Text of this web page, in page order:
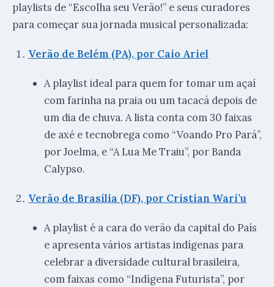
playlists de “Escolha seu Verão!” e seus curadores
para começar sua jornada musical personalizada:
Verão de Belém (PA), por Caio Ariel
A playlist ideal para quem for tomar um açaí
com farinha na praia ou um tacacá depois de
um dia de chuva. A lista conta com 30 faixas
de axé e tecnobrega como “Voando Pro Pará”,
por Joelma, e “A Lua Me Traiu”, por Banda
Calypso.
Verão de Brasília (DF), por Cristian Wari’u
A playlist é a cara do verão da capital do País
e apresenta vários artistas indígenas para
celebrar a diversidade cultural brasileira,
com faixas como “Indígena Futurista”, por